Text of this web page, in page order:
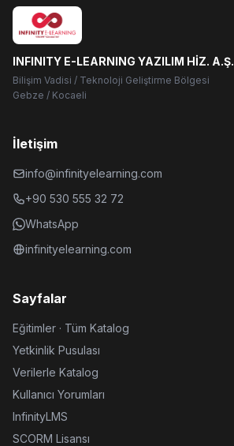
INFINITY E-LEARNING YAZILIM HİZ. A.Ş.
Bilişim Vadisi / Teknoloji Geliştirme Bölgesi
Gebze / Kocaeli
İletişim
info@infinityelearning.com
+90 530 555 32 72
WhatsApp
infinityelearning.com
Sayfalar
Eğitimler · Tüm Katalog
Yetkinlik Pusulası
Verilerle Katalog
Kullanıcı Yorumları
InfinityLMS
SCORM Lisansı